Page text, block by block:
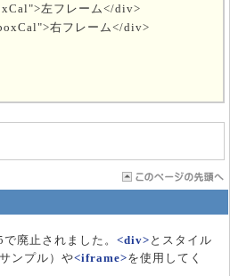
左フレーム</div>
右フレーム</div>
廃止されました。<div> とスタイル
ンプル）や<iframe>を使用してく